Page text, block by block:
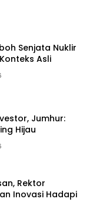
Senjata Nuklir
Asli
Jumhur:
Hijau
Rektor
Inovasi Hadapi